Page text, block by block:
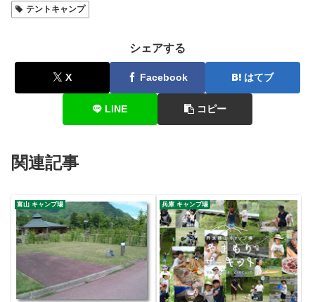
テントキャンプ
シェアする
X Facebook はてブ
LINE コピー
関連記事
富山 キャンプ場 兵庫 キャンプ場